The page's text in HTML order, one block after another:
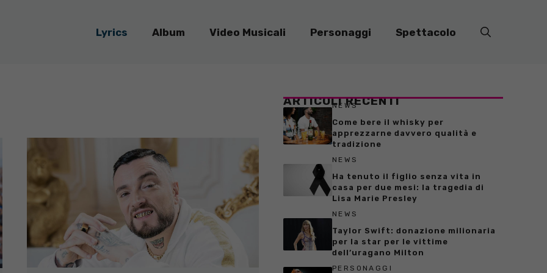
Lyrics Album Video Musicali Personaggi Spettacolo
ARTICOLI RECENTI
NEWS
Come bere il whisky per
apprezzarne davvero qualità e
tradizione
NEWS
Ha tenuto il figlio senza vita in
casa per due mesi: la tragedia di
Lisa Marie Presley
NEWS
Taylor Swift: donazione milionaria
per la star per le vittime
dell’uragano Milton
PERSONAGGI